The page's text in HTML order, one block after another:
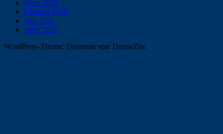
März 2021
Oktober 2020
Mai 2020
April 2020
WordPress-Theme: Donovan von ThemeZee.